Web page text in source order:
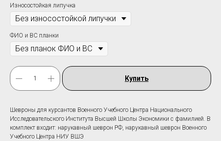
Износостойкая липучка
ФИО и ВС планки
Купить
Шевроны для курсантов Военного Учебного Центра Национального
Исследовательского Института Высшей Школы Экономики c фамилией. В
комплект входит: нарукавный шеврон РФ, нарукавный шеврон Военного
Учебного Центра НИУ ВШЭ